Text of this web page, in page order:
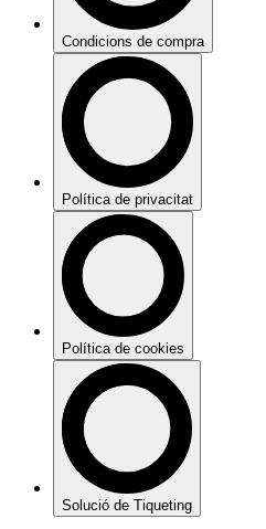
Condicions de compra
Política de privacitat
Política de cookies
Solució de Tiqueting